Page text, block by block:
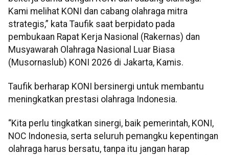
Kami melihat KONI dan cabang olahraga mitra
strategis,” kata Taufik saat berpidato pada
pembukaan Rapat Kerja Nasional (Rakernas) dan
Musyawarah Olahraga Nasional Luar Biasa
(Musornaslub) KONI 2026 di Jakarta, Kamis.
Taufik berharap KONI bersinergi untuk membantu
meningkatkan prestasi olahraga Indonesia.
“Kita perlu tingkatkan sinergi, baik pemerintah, KONI,
NOC Indonesia, serta seluruh pemangku kepentingan
olahraga harus bersatu, tanpa itu jangan harap